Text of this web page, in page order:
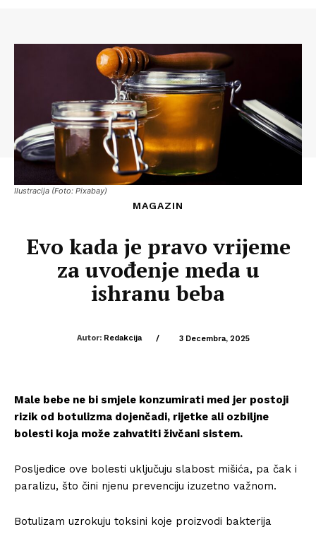
Ilustracija (Foto: Pixabay)
MAGAZIN
Evo kada je pravo vrijeme
za uvođenje meda u
ishranu beba
Autor: Redakcija / 3 Decembra, 2025
Male bebe ne bi smjele konzumirati med jer postoji
rizik od botulizma dojenčadi, rijetke ali ozbiljne
bolesti koja može zahvatiti živčani sistem.
Posljedice ove bolesti uključuju slabost mišića, pa čak i
paralizu, što čini njenu prevenciju izuzetno važnom.
Botulizam uzrokuju toksini koje proizvodi bakterija